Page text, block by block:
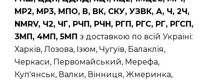
МР2, МР3, МПО, В, ВК, СКУ, УЗВК, А, Ч, 2Ч,
NMRV, Ч2, ЧГ, РЧП, РЧН, РГП, РГС, РГ, РГСП,
3МП, 4МП, 5МП з доставкою по всій Україні:
Харків, Лозова, Ізюм, Чугуїв, Балаклія,
Черкаси, Первомайський, Мерефа,
Куп'янськ, Валки, Вінниця, Жмеринка,